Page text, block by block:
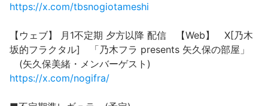
https://x.com/tbsnogiotameshi
【ウェブ】 月1不定期 夕方以降 配信 【Web】 X[乃木
坂的フラクタル] 「乃木フラ presents 矢久保の部屋」
(矢久保美緒・メンバーゲスト)
https://x.com/nogifra/